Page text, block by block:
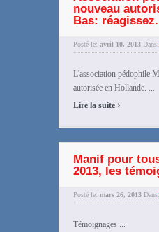
nouveau
Bas: réagissez.
Posté le: avril 10, 2013 Dans:
L'association pédophile
autorisée en Hollande. ...
Lire la suite ›
Manif pour
2013, les
Posté le: mars 26, 2013 Dans:
Témoignages ...